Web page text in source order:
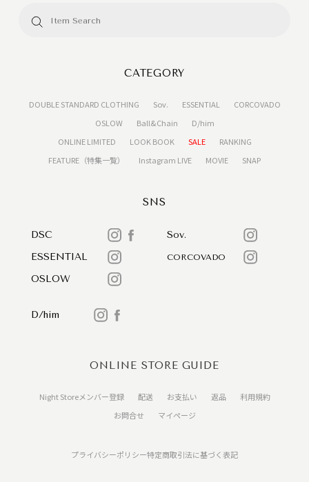
CATEGORY
DOUBLE STANDARD CLOTHING Sov. ESSENTIAL
CORCOVADO
OSLOW
Ball&Chain
D/him
ONLINE LIMITED
LOOK BOOK SALE
RANKING
FEATURE（特集一覧）
Instagram LIVE MOVIE SNAP
SNS
DSC
Sov.
ESSENTIAL
CORCOVADO
OSLOW
D/him
ONLINE STORE GUIDE
Night Storeメンバー登録 配送 お支払い 返品
利用規約
お問合せ
マイページ
プライバシーポリシー特定商取引法に基づく表記